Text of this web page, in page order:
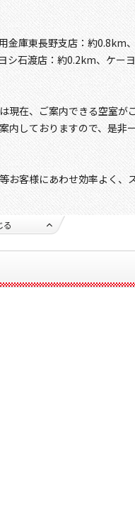
金庫東長野支店：約0.8km
石渡店：約0.2km、ケー
在、ご案内できる空室がご
しておりますので、是非
お客様にあわせ効率よく、
る